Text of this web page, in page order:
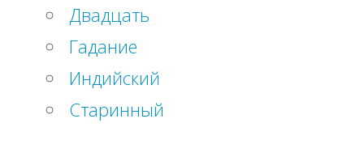
Двадцать
Гадание
Индийский
Старинный